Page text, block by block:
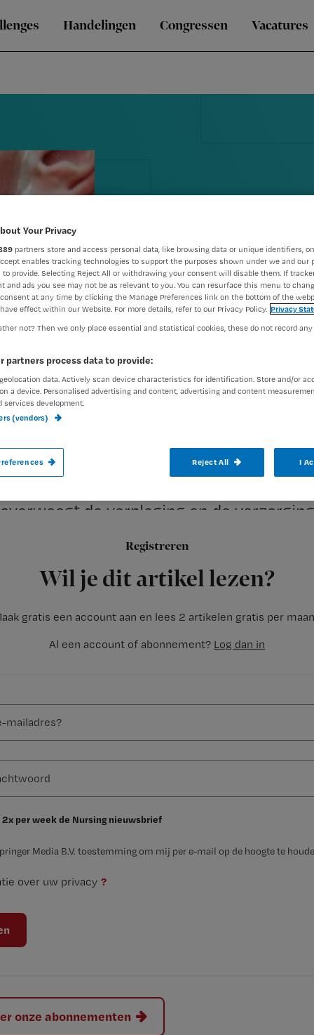
Handelingen Congressen Vacatures
Knip
Auteur:
Registreren
Wil je dit artikel lezen?
gratis een account aan en lees 2 artikelen gratis per
Al een account of abonnement? Log dan in
2x per week de Nursing nieuwsbrief
Media B.V. toestemming om mij per e-mail op de hoogte te
over uw privacy ?
onze abonnementen
De geplande overheveling van de
overweegt de verpleging en de
Your Privacy
partners store and access personal data, like browsing data or unique identifiers,
enables tracking technologies to support the purposes shown under we and our
to provide. Selecting Reject All or withdrawing your consent will disable them. If
and ads you see may not be as relevant to you. You can resurface this menu to
at any time by clicking the Manage Preferences link on the bottom of the
effect within our Website. For more details, refer to our Privacy Policy. Privacy
not? Then we only place essential and statistical cookies, these do not record
partners process data to provide:
data. Actively scan device characteristics for identification. Store and/or
a device. Personalised advertising and content, advertising and content
services development.
(vendors)
Reject All I